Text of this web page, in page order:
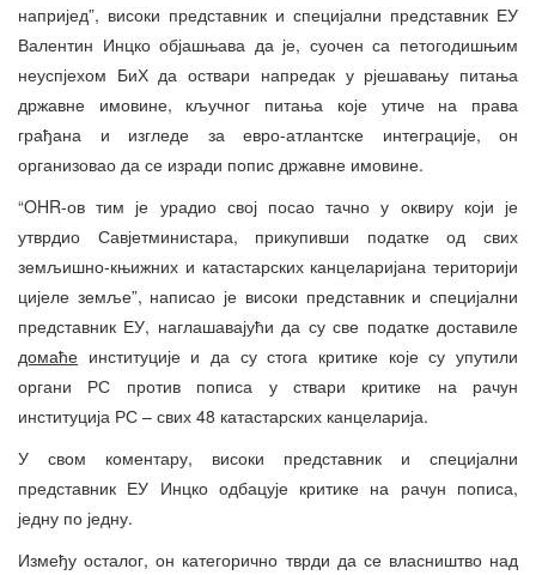
напријед”, високи представник и специјални представник ЕУ
Валентин Инцко објашњава да је, суочен са петогодишњим
неуспјехом БиХ да оствари напредак у рјешавању питања
државне имовине, кључног питања које утиче на права
грађана и изгледе за евро-атлантске интеграције, он
организовао да се изради попис државне имовине.
“OHR-ов тим је урадио свој посао тачно у оквиру који је
утврдио Савјетминистара, прикупивши податке од свих
земљишно-књижних и катастарских канцеларијана територији
цијеле земље”, написао је високи представник и специјални
представник ЕУ, наглашавајући да су све податке доставиле
домаће институције и да су стога критике које су упутили
органи РС против пописа у ствари критике на рачун
институција РС – свих 48 катастарских канцеларија.
У свом коментару, високи представник и специјални
представник ЕУ Инцко одбацује критике на рачун пописа,
једну по једну.
Између осталог, он категорично тврди да се власништво над